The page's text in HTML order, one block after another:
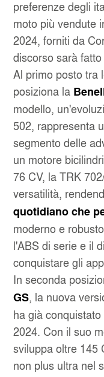
preferenze degli
moto più vendute
2024, forniti da
discorso sarà
Al primo posto tra
posiziona la
modello,
502, rappresenta
segmento delle
un motore
76 CV, la TRK
versatilità,
quotidiano che
moderno e
l'ABS di serie e il
conquistare gli
In seconda
GS, la nuova
ha già
2024. Con il suo
sviluppa oltre 145
non plus ultra nel